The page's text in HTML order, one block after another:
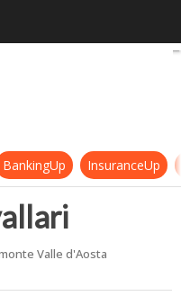
BankingUp InsuranceUp
Valle d'Aosta